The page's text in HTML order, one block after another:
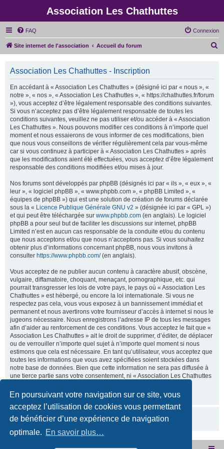
En poursuivant votre navigation sur ce site, vous
acceptez l’utilisation de cookies vous permettant
de bénéficier d’une expérience de navigation
optimale. En savoir plus…
Association Les Chathuttes
FAQ Connexion
Site internet de l'association Accueil du forum
Association Les Chathuttes - Inscription
En accédant à « Association Les Chathuttes » (désigné ici par « nous », «
notre », « nos », « Association Les Chathuttes », « https://chathuttes.fr/forum
»), vous acceptez d’être légalement responsable des conditions suivantes.
Si vous n’acceptez pas d’être légalement responsable de toutes les
conditions suivantes, veuillez ne pas utiliser et/ou accéder à « Association
Les Chathuttes ». Nous pouvons modifier ces conditions à n’importe quel
moment et nous essaierons de vous informer de ces modifications, bien
que nous vous conseillons de vérifier régulièrement cela par vous-même
car si vous continuez à participer à « Association Les Chathuttes » après
que les modifications aient été effectuées, vous acceptez d’être légalement
responsable des conditions modifiées et/ou mises à jour.
Nos forums sont développés par phpBB (désignés ici par « ils », « eux », «
leur », « logiciel phpBB », « www.phpbb.com », « phpBB Limited », «
équipes de phpBB ») qui est une solution de création de forums déclarée
sous la « Licence Publique Générale GNU v2 » (désignée ici par « GPL »)
et qui peut être téléchargée sur www.phpbb.com (en anglais). Le logiciel
phpBB a pour seul but de faciliter les discussions sur internet, phpBB
Limited n’est en aucun cas responsable de la conduite et/ou du contenu
que nous acceptons et/ou que nous n’acceptons pas. Si vous souhaitez
obtenir plus d’informations concernant phpBB, nous vous invitons à
consulter https://www.phpbb.com/(en anglais).
Vous acceptez de ne publier aucun contenu à caractère abusif, obscène,
vulgaire, diffamatoire, choquant, menaçant, pornographique, etc. qui
pourrait transgresser les lois de votre pays, le pays où « Association Les
Chathuttes » est hébergé, ou encore la loi internationale. Si vous ne
respectez pas cela, vous vous exposez à un bannissement immédiat et
permanent et nous avertirons votre fournisseur d’accès à internet si nous le
jugeons nécessaire. Nous enregistrons l’adresse IP de tous les messages
afin d’aider au renforcement de ces conditions. Vous acceptez le fait que «
Association Les Chathuttes » ait le droit de supprimer, d’éditer, de déplacer
ou de verrouiller n’importe quel sujet à n’importe quel moment si nous
estimons que cela est nécessaire. En tant qu’utilisateur, vous acceptez que
toutes les informations que vous avez spécifiées soient stockées dans
notre base de données. Bien que cette information ne sera pas diffusée à
une tierce partie sans votre consentement, ni « Association Les Chathuttes
tentative de piratage visant à compromettre vos données.